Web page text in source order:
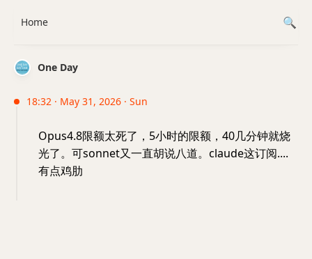
One Day
18:32 · May 31, 2026 · Sun
Opus4.8限额太死了，5小时的限额，40几分钟就烧
光了。可sonnet又一直胡说八道。claude这订阅....
有点鸡肋
Home